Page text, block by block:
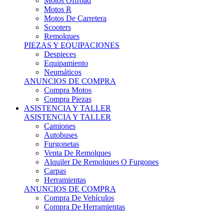
Motos R
Motos De Carretera
Scooters
Remolques
PIEZAS Y EQUIPACIONES
Despieces
Equipamiento
Neumáticos
ANUNCIOS DE COMPRA
Compra Motos
Compra Piezas
ASISTENCIA Y TALLER
ASISTENCIA Y TALLER
Camiones
Autobuses
Furgonetas
Venta De Remolques
Alquiler De Remolques O Furgones
Carpas
Herramientas
ANUNCIOS DE COMPRA
Compra De Vehículos
Compra De Herramientas